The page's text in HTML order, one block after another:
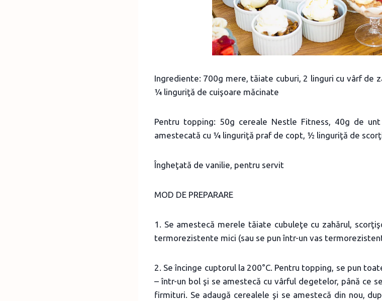
Ingrediente: 700g mere, tăiate cuburi, 2 linguri cu vârf de
¼ linguriţă de cuişoare măcinate
Pentru topping: 50g cereale Nestle Fitness, 40g de
amestecată cu ¼ linguriţă praf de copt, ½ linguriţă de
Îngheţată de vanilie, pentru servit
MOD DE PREPARARE
1. Se amestecă merele tăiate cubuleţe cu zahărul,
termorezistente mici (sau se pun într-un vas
2. Se încinge cuptorul la 200°C. Pentru topping, se pun
– într-un bol şi se amestecă cu vârful degetelor, până ce
firmituri. Se adaugă cerealele şi se amestecă din nou,